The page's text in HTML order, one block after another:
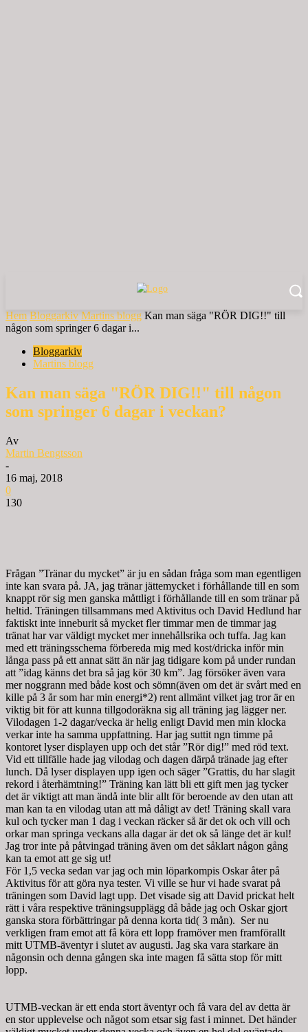
Hem Bloggarkiv Martins blogg Kan man säga "RÖR DIG!!" till
någon som springer 6 dagar i...
Bloggarkiv
Martins blogg
Kan man säga "RÖR DIG!!" till någon
som springer 6 dagar i veckan?
Av
Martin Bengtsson
-
16 maj, 2018
0
130
Frågan ”Tränar du mycket” är ju en sådan fråga som man egentligen
inte kan svara på. JA, jag tränar jättemycket i förhållande till en som
knappt rör sig men ganska måttligt i förhållande till en som tränar på
heltid. Träningen tillsammans med Aktivitus och David Hedlund har
faktiskt inte inneburit så mycket fler timmar men de timmar jag
tränat har var väldigt mycket mer innehållsrika och tuffa. Jag kan
med ett träningsschema förbereda mig med kost/dricka inför min
långa pass på ett annat sätt än när jag tidigare kom på under rundan
att ”idag känns det bra så jag kör 30 km”. Jag försöker även vara
mer noggrann med både kost och sömn(även om det är svårt med en
kille på 3 år som har min energi*2) rent allmänt vilket jag tror är en
viktig bit för att kunna tillgodoräkna sig all träning jag lägger ner.
Vilodagen 1-2 dagar/vecka är helig enligt David men min klocka
verkar inte ha samma uppfattning. Har jag suttit ngn timme på
kontoret lyser displayen upp och det står ”Rör dig!” med röd text.
Vid ett tillfälle hade jag vilodag och dagen därpå tränade jag efter
lunch. Då lyser displayen upp igen och säger ”Grattis, du har slagit
rekord i återhämtning!” Träning kan lätt bli ett gift men jag tycker
det är viktigt att man ändå inte blir allt för beroende av den utan att
man kan ta en vilodag utan att må dåligt av det! Träning skall vara
kul och tycker man 1 dag i veckan räcker så är det ok och vill och
orkar man springa veckans alla dagar är det ok så länge det är kul!
Jag tror inte på påtvingad träning även om det såklart någon gång
kan ta emot att ge sig ut!
För 1,5 vecka sedan var jag och min löparkompis Oskar åter på
Aktivitus för att göra nya tester. Vi ville se hur vi hade svarat på
träningen som David lagt upp. Det visade sig att David prickat helt
rätt i våra respektive träningsupplägg då både jag och Oskar gjort
ganska stora förbättringar på denna korta tid( 3 mån). Ser nu
verkligen fram emot att få köra ett lopp framöver men framförallt
mitt UTMB-äventyr i slutet av augusti. Jag ska vara starkare än
någonsin och denna gången ska inte magen få sätta stop för mitt
lopp.
UTMB-veckan är ett enda stort äventyr och få vara del av detta är
en stor upplevelse och något som etsar sig fast i minnet. Det händer